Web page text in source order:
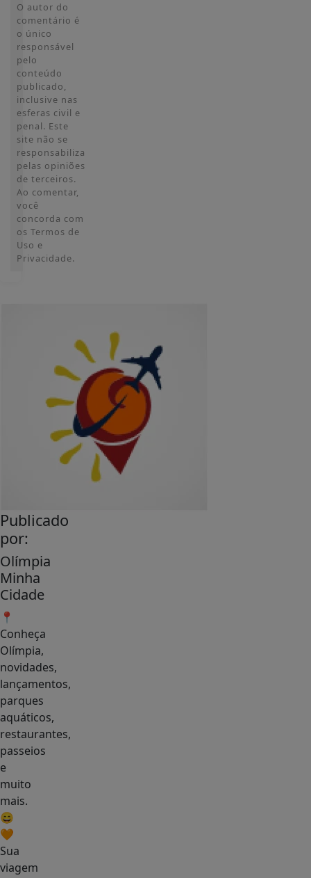
O autor do
comentário é
o único
responsável
pelo
conteúdo
publicado,
inclusive nas
esferas civil e
penal. Este
site não se
responsabiliza
pelas opiniões
de terceiros.
Ao comentar,
você
concorda com
os Termos de
Uso e
Privacidade.
Publicado
por:
Olímpia
Minha
Cidade
📍
Conheça
Olímpia,
novidades,
lançamentos,
parques
aquáticos,
restaurantes,
passeios
e
muito
mais.
😄
🧡
Sua
viagem